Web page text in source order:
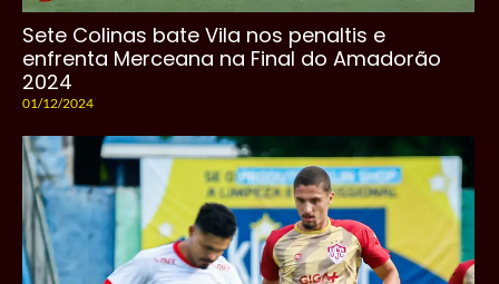
Sete Colinas bate Vila nos penaltis e
enfrenta Merceana na Final do Amadorão
2024
01/12/2024